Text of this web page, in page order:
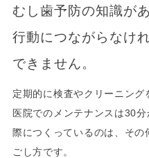
むし歯予防の知識が
行動につながらなけ
できません。
定期的に検査やクリーニン
医院でのメンテナンスは30
際につくっているのは、そ
ごし方です。